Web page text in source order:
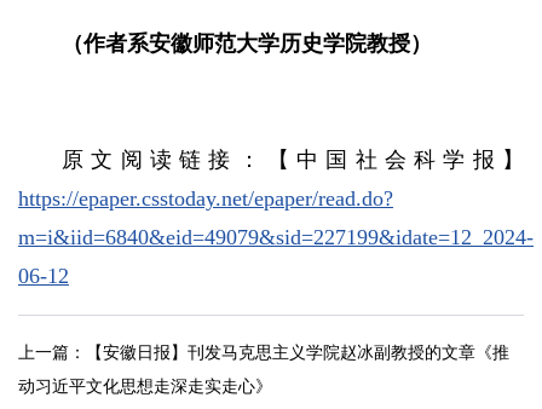
（作者系安徽师范大学历史学院教授）
原文阅读链接：【中国社会科学报】
https://epaper.csstoday.net/epaper/read.do?
m=i&iid=6840&eid=49079&sid=227199&idate=12_2024-
06-12
上一篇：
【安徽日报】刊发马克思主义学院赵冰副教授的文章《推
动习近平文化思想走深走实走心》